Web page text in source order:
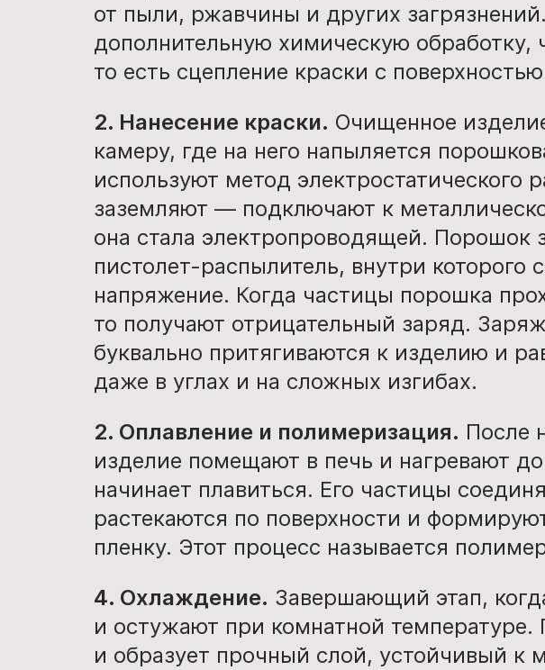
от пыли, ржавчины и других
дополнительную химическую обработку,
то есть сцепление краски с
2. Нанесение краски. Очищенное
камеру, где на него напыляется
используют метод электростатического
заземляют — подключают к
она стала электропроводящей. Порошок
пистолет-распылитель, внутри которого
напряжение. Когда частицы порошка
то получают отрицательный заряд.
буквально притягиваются к изделию и
даже в углах и на сложных изгибах.
2. Оплавление и полимеризация. После
изделие помещают в печь и нагревают до
начинает плавиться. Его частицы
растекаются по поверхности и
пленку. Этот процесс называется
4. Охлаждение. Завершающий этап,
и остужают при комнатной температуре.
и образует прочный слой, устойчивый к